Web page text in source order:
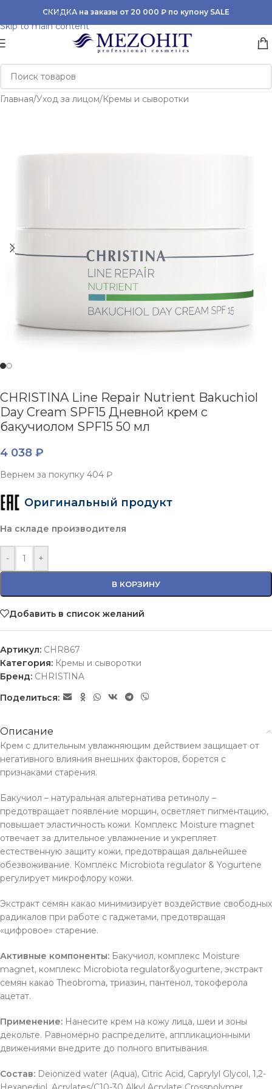
Skip to navigation
Skip to main content
СКИДКА на заказы от 20 000 ₽ по купону SALE
Главная/Уход за лицом/Кремы и сыворотки
CHRISTINA Line Repair Nutrient Bakuchiol
Day Cream SPF15 Дневной крем с
бакучиолом SPF15 50 мл
4 038 ₽
Вернем за покупку 404 ₽
Оригинальный продукт
На складе производителя
- +
В КОРЗИНУ
Добавить в список желаний
Артикул: CHR867
Категория: Кремы и сыворотки
Бренд: CHRISTINA
Поделиться:
Описание
Крем с длительным увлажняющим действием защищает от
негативного влияния внешних факторов, борется с
признаками старения.
Бакучиол – натуральная альтернатива ретинолу –
предотвращает появление морщин, осветляет пигментацию,
повышает эластичность кожи. Комплекс Moisture magnet
отвечает за длительное увлажнение и укрепляет
естественную защиту кожи, предотвращая дальнейшее
обезвоживание. Комплекс Microbiota regulator & Yogurtene
регулирует микрофлору кожи.
Экстракт семян какао минимизирует воздействие свободных
радикалов при работе с гаджетами, предотвращая
«цифровое» старение.
Активные компоненты: Бакучиол, комплекс Moisture
magnet, комплекс Microbiota regulator&yogurtene, экстракт
семян какао Theobroma, триазин, пантенол, токоферола
ацетат.
Применение: Нанесите крем на кожу лица, шеи и зоны
декольте. Равномерно распределите, аппликационными
движениями внедрите до полного впитывания.
Состав: Deionized water (Aqua), Citric Acid, Caprylyl Glycol, 1,2-